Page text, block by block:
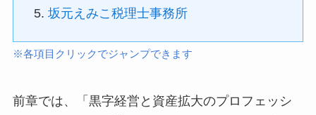
坂元えみこ税理士事務所
※各項目クリックでジャンプできます
前章では、「黒字経営と資産拡大のプロフェッシ